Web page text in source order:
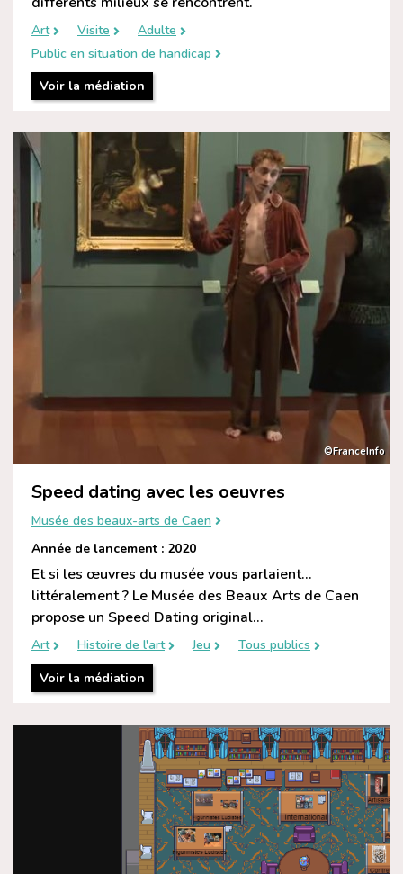
Art Visite
Adulte
Public en situation de handicap
Voir la médiation
©FranceInfo
Speed dating avec les oeuvres
Musée des beaux-arts de Caen
Année de lancement : 2020
Et si les œuvres du musée vous parlaient…
littéralement ? Le Musée des Beaux Arts de Caen
propose un Speed Dating original...
Art Histoire de l'art Jeu
Tous publics
Voir la médiation